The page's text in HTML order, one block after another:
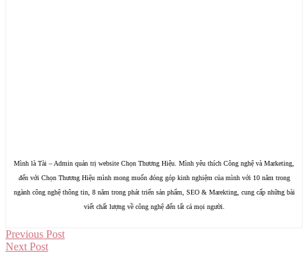
Mình là Tài – Admin quản trị website Chọn Thương Hiệu. Mình yêu thích Công nghệ và Marketing,
đến với Chọn Thương Hiệu mình mong muốn đóng góp kinh nghiệm của mình với 10 năm trong
ngành công nghệ thông tin, 8 năm trong phát triển sản phẩm, SEO & Marekting, cung cấp những bài
viết chất lượng về công nghệ đến tất cả mọi người.
Previous Post
Next Post